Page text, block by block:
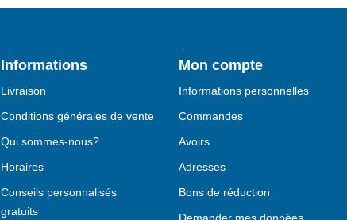
Informations
Livraison
Conditions générales de vente
Qui sommes-nous?
Horaires
Conseils personnalisés
gratuits
Mon compte
Informations personnelles
Commandes
Avoirs
Adresses
Bons de réduction